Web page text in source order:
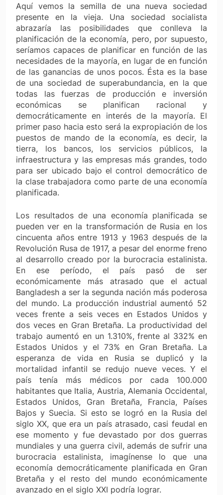
Aquí vemos la semilla de una nueva sociedad
presente en la vieja. Una sociedad socialista
abrazaría las posibilidades que conlleva la
planificación de la economía, pero, por supuesto,
seríamos capaces de planificar en función de las
necesidades de la mayoría, en lugar de en función
de las ganancias de unos pocos. Ésta es la base
de una sociedad de superabundancia, en la que
todas las fuerzas de producción e inversión
económicas se planifican racional y
democráticamente en interés de la mayoría. El
primer paso hacia esto será la expropiación de los
puestos de mando de la economía, es decir, la
tierra, los bancos, los servicios públicos, la
infraestructura y las empresas más grandes, todo
para ser ubicado bajo el control democrático de
la clase trabajadora como parte de una economía
planificada.
Los resultados de una economía planificada se
pueden ver en la transformación de Rusia en los
cincuenta años entre 1913 y 1963 después de la
Revolución Rusa de 1917, a pesar del enorme freno
al desarrollo creado por la burocracia estalinista.
En ese período, el país pasó de ser
económicamente más atrasado que el actual
Bangladesh a ser la segunda nación más poderosa
del mundo. La producción industrial aumentó 52
veces frente a seis veces en Estados Unidos y
dos veces en Gran Bretaña. La productividad del
trabajo aumentó en un 1.310%, frente al 332% en
Estados Unidos y el 73% en Gran Bretaña. La
esperanza de vida en Rusia se duplicó y la
mortalidad infantil se redujo nueve veces. Y el
país tenía más médicos por cada 100.000
habitantes que Italia, Austria, Alemania Occidental,
Estados Unidos, Gran Bretaña, Francia, Países
Bajos y Suecia. Si esto se logró en la Rusia del
siglo XX, que era un país atrasado, casi feudal en
ese momento y fue devastado por dos guerras
mundiales y una guerra civil, además de sufrir una
burocracia estalinista, imagínense lo que una
economía democráticamente planificada en Gran
Bretaña y el resto del mundo económicamente
avanzado en el siglo XXI podría lograr.